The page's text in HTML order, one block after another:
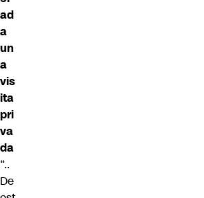
ad
a
un
a
vis
ita
pri
va
da
“..
De